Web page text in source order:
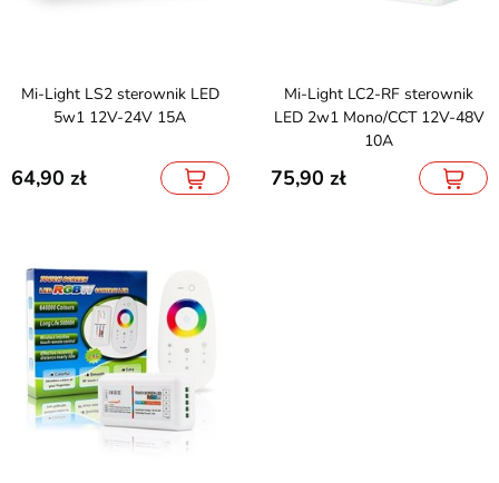
Mi-Light LS2 sterownik LED
5w1 12V-24V 15A
64,90
Mi-Light LC2-RF sterownik
LED 2w1 Mono/CCT 12V-48V
10A
75,90